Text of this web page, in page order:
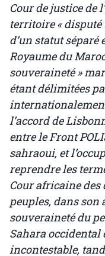
Cour de justice de
territoire « disputé
d’un statut
Royaume du
souveraineté »
étant délimitées
l’accord de
entre le Front
sahraoui, et
reprendre les
Cour africaine des
peuples, dans son
souveraineté du
Sahara occidental
incontestable,